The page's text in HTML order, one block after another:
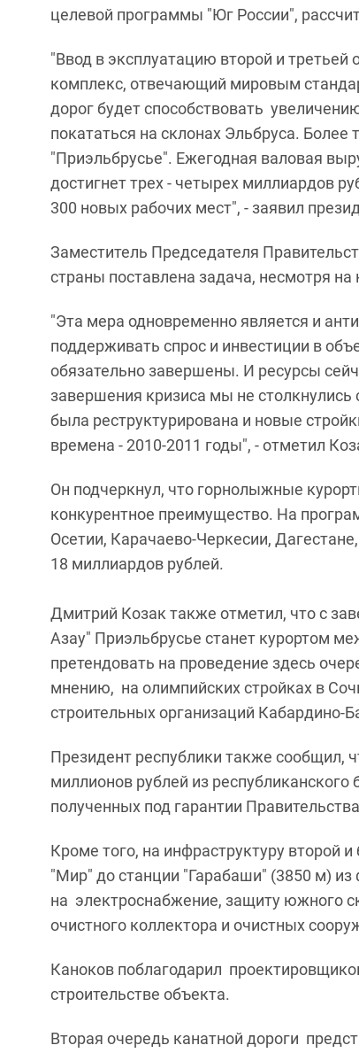
целевой программы "Юг России",
"Ввод в эксплуатацию второй и
комплекс, отвечающий мировым
дорог будет способствовать
покататься на склонах Эльбруса. Более
"Приэльбрусье". Ежегодная валовая
достигнет трех - четырех миллиардов
300 новых рабочих мест", - заявил
Заместитель Председателя
страны поставлена задача, несмотря на
"Эта мера одновременно является и
поддерживать спрос и инвестиции в
обязательно завершены. И ресурсы
завершения кризиса мы не
была реструктурирована и новые
времена - 2010-2011 годы", - отметил
Он подчеркнул, что горнолыжные
конкурентное преимущество. На
Осетии, Карачаево-Черкесии,
18 миллиардов рублей.
Дмитрий Козак также отметил, что с
Азау" Приэльбрусье станет курортом
претендовать на проведение здесь
мнению, на олимпийских стройках в
строительных организаций Кабардино-
Президент республики также сообщил,
миллионов рублей из
полученных под гарантии
Кроме того, на инфраструктуру второй
"Мир" до станции "Гарабаши" (3850 м)
на электроснабжение, защиту южного
очистного коллектора и очистных
Каноков поблагодарил
строительстве объекта.
Вторая очередь канатной дороги